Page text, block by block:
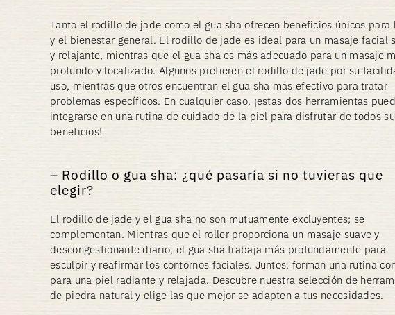
Tanto el rodillo de jade como el gua sha ofrecen beneficios únicos para
y el bienestar general. El rodillo de jade es ideal para un masaje facial
y relajante, mientras que el gua sha es más adecuado para un masaje
profundo y localizado. Algunos prefieren el rodillo de jade por su
uso, mientras que otros encuentran el gua sha más efectivo para tratar
problemas específicos. En cualquier caso, ¡estas dos herramientas
integrarse en una rutina de cuidado de la piel para disfrutar de todos
beneficios!
Rodillo o gua sha: ¿qué pasaría si no tuvieras que
elegir?
El rodillo de jade y el gua sha no son mutuamente excluyentes; se
complementan. Mientras que el roller proporciona un masaje suave y
descongestionante diario, el gua sha trabaja más profundamente para
esculpir y reafirmar los contornos faciales. Juntos, forman una rutina
para una piel radiante y relajada. Descubre nuestra selección de
de piedra natural y elige las que mejor se adapten a tus necesidades.